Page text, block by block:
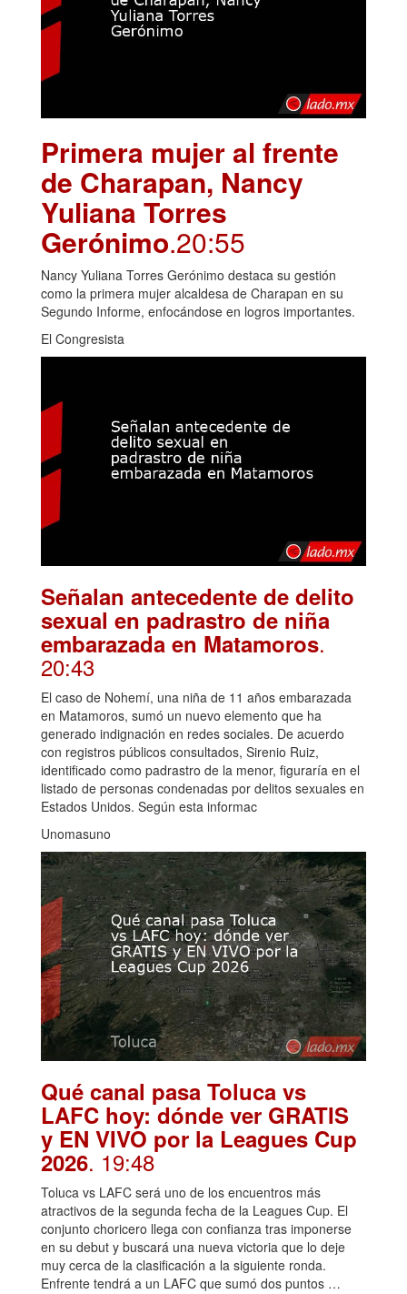
Primera mujer al frente
de Charapan, Nancy
Yuliana Torres
Gerónimo.20:55
Nancy Yuliana Torres Gerónimo destaca su gestión
como la primera mujer alcaldesa de Charapan en su
Segundo Informe, enfocándose en logros importantes.
El Congresista
Señalan antecedente de delito
sexual en padrastro de niña
embarazada en Matamoros.
20:43
El caso de Nohemí, una niña de 11 años embarazada
en Matamoros, sumó un nuevo elemento que ha
generado indignación en redes sociales. De acuerdo
con registros públicos consultados, Sirenio Ruiz,
identificado como padrastro de la menor, figuraría en el
listado de personas condenadas por delitos sexuales en
Estados Unidos. Según esta informac
Unomasuno
Qué canal pasa Toluca vs
LAFC hoy: dónde ver GRATIS
y EN VIVO por la Leagues Cup
2026. 19:48
Toluca vs LAFC será uno de los encuentros más
atractivos de la segunda fecha de la Leagues Cup. El
conjunto choricero llega con confianza tras imponerse
en su debut y buscará una nueva victoria que lo deje
muy cerca de la clasificación a la siguiente ronda.
Enfrente tendrá a un LAFC que sumó dos puntos …